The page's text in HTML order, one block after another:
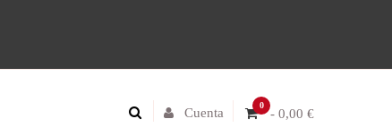
0
- 0,00 €
Cuenta